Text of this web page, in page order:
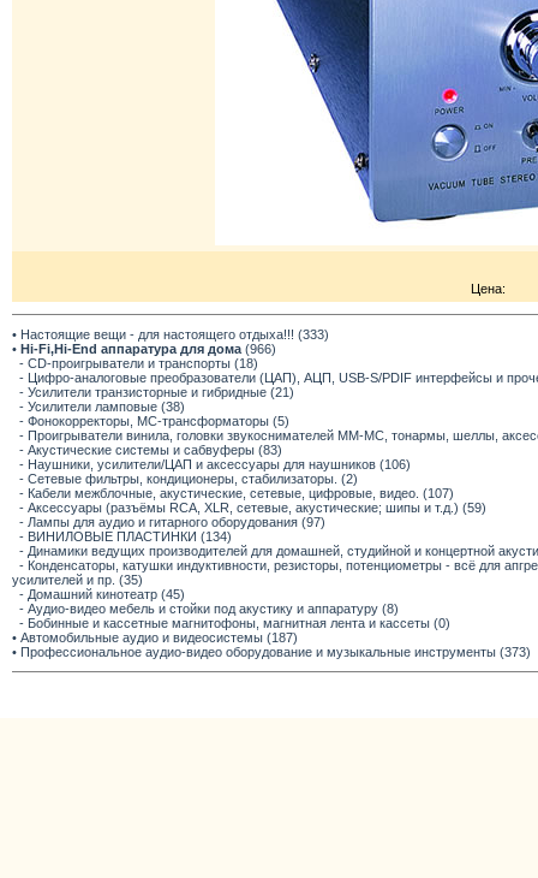
Цена:
• Настоящие вещи - для настоящего отдыха!!! (333)
• Hi-Fi,Hi-End аппаратура для дома (966)
- CD-проигрыватели и транспорты (18)
- Цифро-аналоговые преобразователи (ЦАП), АЦП, USB-S/PDIF интерфейсы и
- Усилители транзисторные и гибридные (21)
- Усилители ламповые (38)
- Фонокорректоры, МС-трансформаторы (5)
- Проигрыватели винила, головки звукоснимателей ММ-МС, тонармы, шеллы,
- Акустические системы и сабвуферы (83)
- Наушники, усилители/ЦАП и аксессуары для наушников (106)
- Сетевые фильтры, кондиционеры, стабилизаторы. (2)
- Кабели межблочные, акустические, сетевые, цифровые, видео. (107)
- Аксессуары (разъёмы RCA, XLR, сетевые, акустические; шипы и т.д.) (59)
- Лампы для аудио и гитарного оборудования (97)
- ВИНИЛОВЫЕ ПЛАСТИНКИ (134)
- Динамики ведущих производителей для домашней, студийной и концертной
- Конденсаторы, катушки индуктивности, резисторы, потенциометры - всё для
усилителей и пр. (35)
- Домашний кинотеатр (45)
- Аудио-видео мебель и стойки под акустику и аппаратуру (8)
- Бобинные и кассетные магнитофоны, магнитная лента и кассеты (0)
• Автомобильные аудио и видеосистемы (187)
• Профессиональное аудио-видео оборудование и музыкальные инструменты (373)